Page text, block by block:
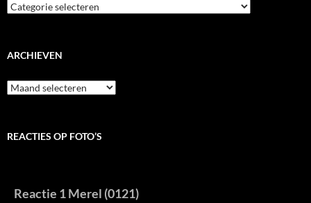
ARCHIEVEN
Archieven
REACTIES OP FOTO’S
Reactie 1 Merel (0121)